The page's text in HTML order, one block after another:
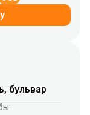
бульвар